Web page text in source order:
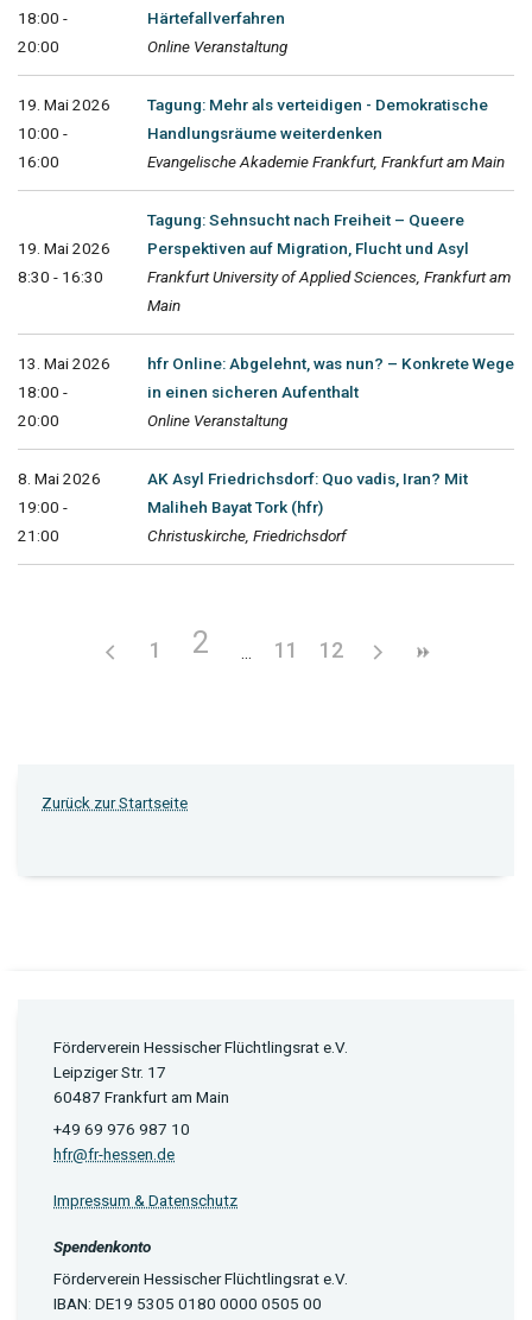
18:00 -
20:00
Härtefallverfahren
Online Veranstaltung
19. Mai 2026
10:00 -
16:00
Tagung: Mehr als verteidigen - Demokratische
Handlungsräume weiterdenken
Evangelische Akademie Frankfurt, Frankfurt am Main
19. Mai 2026
8:30 - 16:30
Tagung: Sehnsucht nach Freiheit – Queere
Perspektiven auf Migration, Flucht und Asyl
Frankfurt University of Applied Sciences, Frankfurt am
Main
13. Mai 2026
18:00 -
20:00
hfr Online: Abgelehnt, was nun? – Konkrete Wege
in einen sicheren Aufenthalt
Online Veranstaltung
8. Mai 2026
19:00 -
21:00
AK Asyl Friedrichsdorf: Quo vadis, Iran? Mit
Maliheh Bayat Tork (hfr)
Christuskirche, Friedrichsdorf
1 2 11 12
Zurück zur Startseite
Förderverein Hessischer Flüchtlingsrat e.V.
Leipziger Str. 17
60487 Frankfurt am Main
+49 69 976 987 10
hfr@fr-hessen.de
Impressum & Datenschutz
Spendenkonto
Förderverein Hessischer Flüchtlingsrat e.V.
IBAN: DE19 5305 0180 0000 0505 00